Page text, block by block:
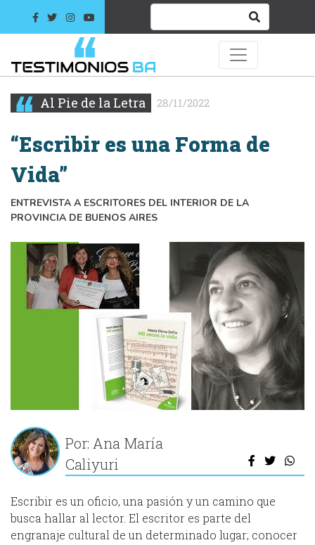
Al Pie de la Letra 28/11/2022
“Escribir es una Forma de
Vida”
ENTREVISTA A ESCRITORES DEL INTERIOR DE LA
PROVINCIA DE BUENOS AIRES
Por: Ana María
Caliyuri
Escribir es un oficio, una pasión y un camino que
busca hallar al lector. El escritor es parte del
engranaje cultural de un determinado lugar; conocer